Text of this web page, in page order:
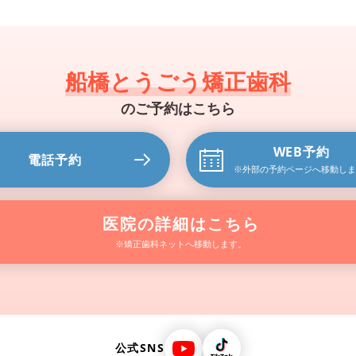
船橋とうごう矯正歯科
のご予約はこちら
電話予約 WEB予約
※外部の予約ページへ移動し
医院の詳細はこちら
※矯正歯科ネットへ移動します。
公式SNS